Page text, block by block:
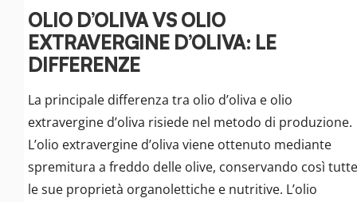
OLIO D’OLIVA VS OLIO
EXTRAVERGINE D’OLIVA: LE
DIFFERENZE
La principale differenza tra olio d’oliva e olio
extravergine d’oliva risiede nel metodo di produzione.
L’olio extravergine d’oliva viene ottenuto mediante
spremitura a freddo delle olive, conservando così tutte
le sue proprietà organolettiche e nutritive. L’olio